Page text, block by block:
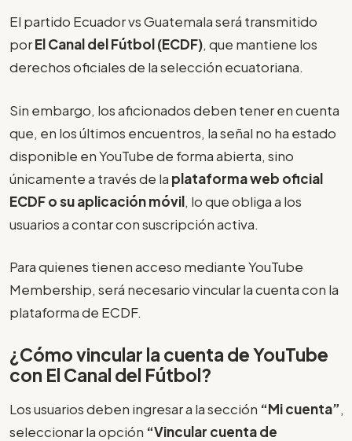
El partido Ecuador vs Guatemala será transmitido
porEl Canal del Fútbol (ECDF), que mantiene los
derechos oficiales de la selección ecuatoriana.
Sin embargo, los aficionados deben tener en cuenta
que, en los últimos encuentros, la señal no ha estado
disponible en YouTube de forma abierta, sino
únicamente a través de la plataforma web oficial
ECDF o su aplicación móvil, lo que obliga a los
usuarios a contar con suscripción activa.
Para quienes tienen acceso mediante YouTube
Membership, será necesario vincular la cuenta con la
plataforma de ECDF.
¿Cómo vincular la cuenta de YouTube
con El Canal del Fútbol?
Los usuarios deben ingresar a la sección “Mi cuenta”,
seleccionar la opción “Vincular cuenta de